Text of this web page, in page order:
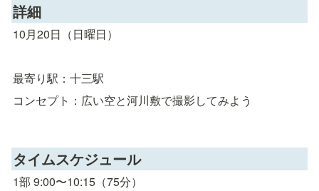
詳細
10月20日（日曜日）
最寄り駅：十三駅
コンセプト：広い空と河川敷で撮影してみよう
タイムスケジュール
1部 9:00〜10:15（75分）